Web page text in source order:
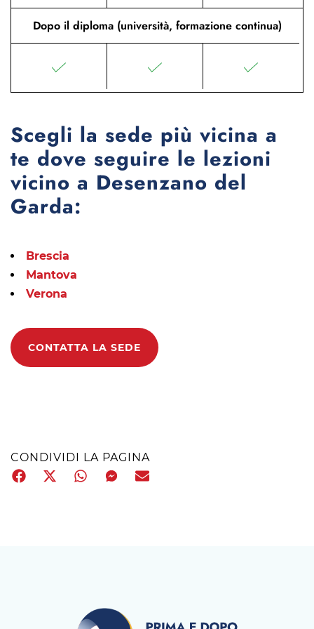
Dopo il diploma (università, formazione continua)
Scegli la sede più vicina a
te dove seguire le lezioni
vicino a Desenzano del
Garda:
Brescia
Mantova
Verona
CONTATTA LA SEDE
CONDIVIDI LA PAGINA